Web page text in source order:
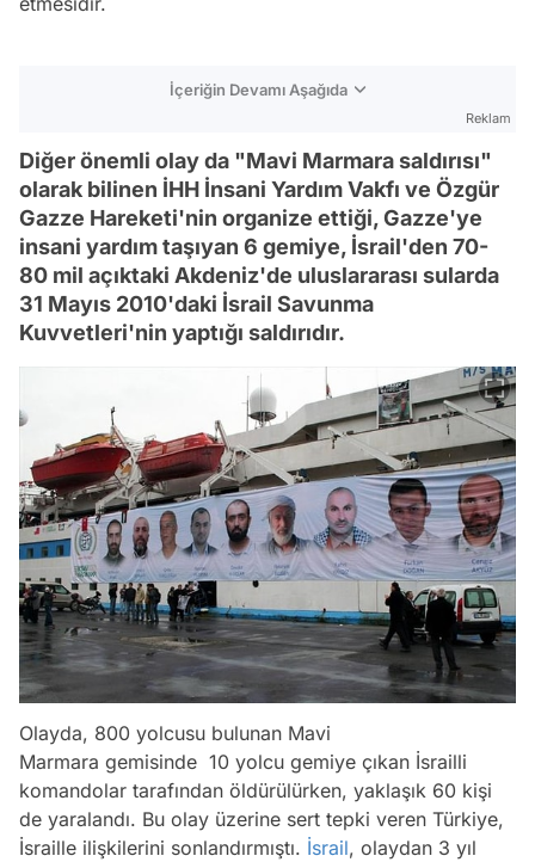
İçeriğin Devamı Aşağıda
Reklam
Diğer önemli olay da "Mavi Marmara saldırısı"
olarak bilinen İHH İnsani Yardım Vakfı ve Özgür
Gazze Hareketi'nin organize ettiği, Gazze'ye
insani yardım taşıyan 6 gemiye, İsrail'den 70-
80 mil açıktaki Akdeniz'de uluslararası sularda
31 Mayıs 2010'daki İsrail Savunma
Kuvvetleri'nin yaptığı saldırıdır.
Olayda, 800 yolcusu bulunan Mavi
Marmara gemisinde 10 yolcu gemiye çıkan İsrailli
komandolar tarafından öldürülürken, yaklaşık 60 kişi
de yaralandı. Bu olay üzerine sert tepki veren Türkiye,
İsraille ilişkilerini sonlandırmıştı. İsrail, olaydan 3 yıl